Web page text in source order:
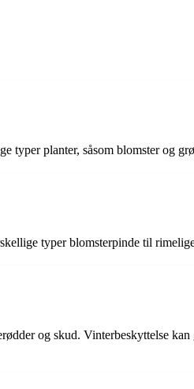
typer planter, såsom blomster og
typer blomsterpinde til
og skud. Vinterbeskyttelse